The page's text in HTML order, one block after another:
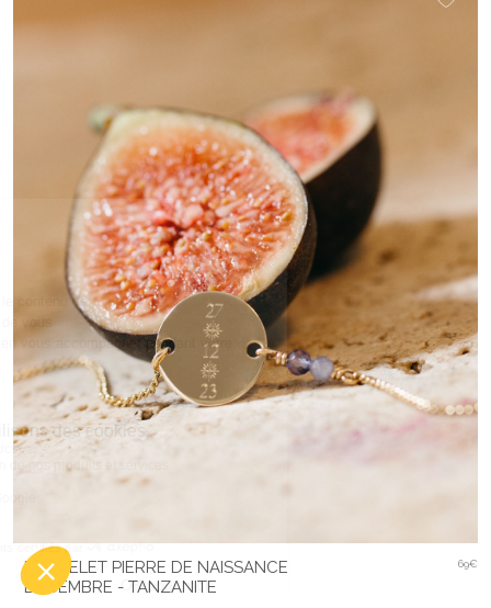
BRACELET PIERRE DE NAISSANCE
DÉCEMBRE - TANZANITE
69€